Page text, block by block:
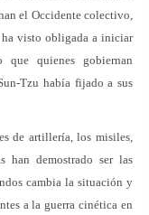
el Occidente colectivo,
visto obligada a iniciar
que quienes gobiernan
Tzu había fijado a sus
de artillería, los misiles,
han demostrado ser las
cambia la situación y
a la guerra cinética en